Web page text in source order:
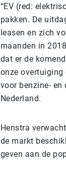
“EV (red:
pakken. De
leasen en zich
maanden in
dat er de
onze overtuiging
voor benzine- en
Nederland.
Henstra
de markt
geven aan de